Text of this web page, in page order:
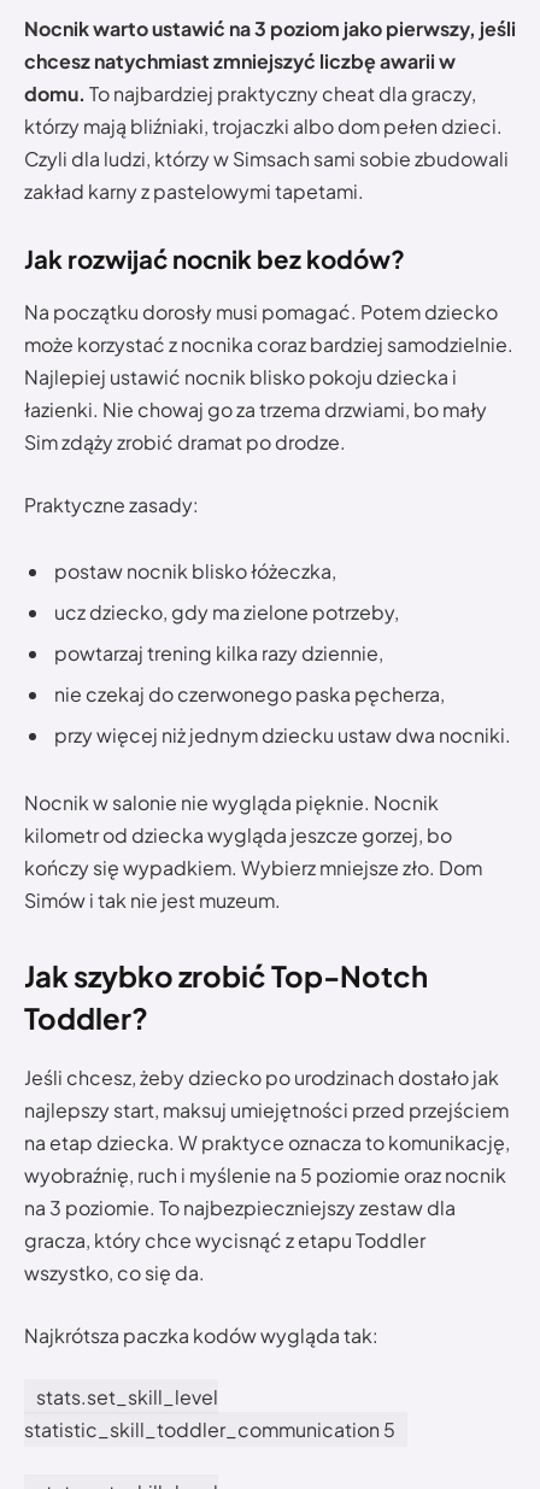
Nocnik warto ustawić na 3 poziom jako pierwszy, jeśli
chcesz natychmiast zmniejszyć liczbę awarii w
domu. To najbardziej praktyczny cheat dla graczy,
którzy mają bliźniaki, trojaczki albo dom pełen dzieci.
Czyli dla ludzi, którzy w Simsach sami sobie zbudowali
zakład karny z pastelowymi tapetami.
Jak rozwijać nocnik bez kodów?
Na początku dorosły musi pomagać. Potem dziecko
może korzystać z nocnika coraz bardziej samodzielnie.
Najlepiej ustawić nocnik blisko pokoju dziecka i
łazienki. Nie chowaj go za trzema drzwiami, bo mały
Sim zdąży zrobić dramat po drodze.
Praktyczne zasady:
postaw nocnik blisko łóżeczka,
ucz dziecko, gdy ma zielone potrzeby,
powtarzaj trening kilka razy dziennie,
nie czekaj do czerwonego paska pęcherza,
przy więcej niż jednym dziecku ustaw dwa nocniki.
Nocnik w salonie nie wygląda pięknie. Nocnik
kilometr od dziecka wygląda jeszcze gorzej, bo
kończy się wypadkiem. Wybierz mniejsze zło. Dom
Simów i tak nie jest muzeum.
Jak szybko zrobić Top-Notch
Toddler?
Jeśli chcesz, żeby dziecko po urodzinach dostało jak
najlepszy start, maksuj umiejętności przed przejściem
na etap dziecka. W praktyce oznacza to komunikację,
wyobraźnię, ruch i myślenie na 5 poziomie oraz nocnik
na 3 poziomie. To najbezpieczniejszy zestaw dla
gracza, który chce wycisnąć z etapu Toddler
wszystko, co się da.
Najkrótsza paczka kodów wygląda tak:
stats.set_skill_level
statistic_skill_toddler_communication 5